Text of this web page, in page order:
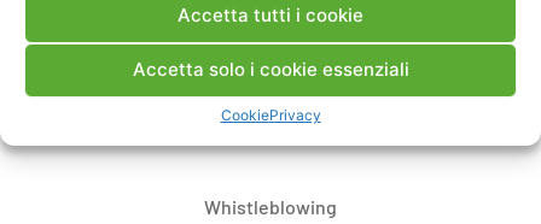
Accetta tutti i cookie
Accetta solo i cookie essenziali
CookiePrivacy
Dove siamo
Bandi di gara e contratti
Whistleblowing